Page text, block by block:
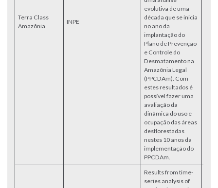
Terra Class
Amazônia
INPE
evolutiva de uma
década que se inicia
no ano da
implantação do
Plano de Prevenção
e Controle do
Desmatamento na
Amazônia Legal
(PPCDAm). Com
estes resultados é
possível fazer uma
avaliação da
dinâmica do uso e
ocupação das áreas
desflorestadas
nestes 10 anos da
implementação do
PPCDAm.
Results from time-
series analysis of